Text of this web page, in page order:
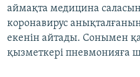
аймақта медицина
коронавирус
екенін айтады. Сонымен
қызметкері пневмонияға